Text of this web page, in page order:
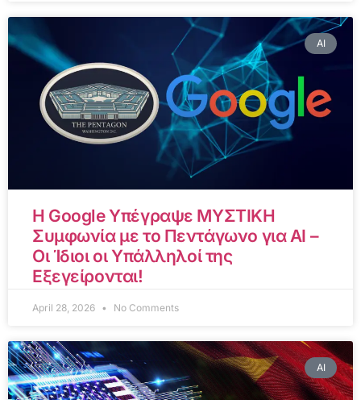
AI
Η Google Υπέγραψε ΜΥΣΤΙΚΗ
Συμφωνία με το Πεντάγωνο για AI –
Οι Ίδιοι οι Υπάλληλοί της
Εξεγείρονται!
April 28, 2026 No Comments
AI